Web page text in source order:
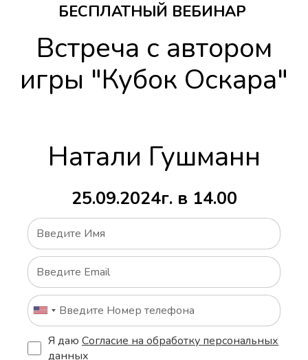
БЕСПЛАТНЫЙ ВЕБИНАР
Встреча с автором
игры "Кубок Оскара"
Натали Гушманн
25.09.2024г. в 14.00
Я даю Согласие на обработку персональных
данных